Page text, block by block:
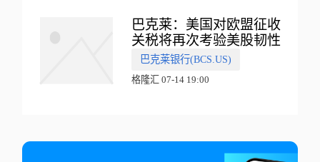
巴克莱：美国对欧盟征收
关税将再次考验美股韧性
巴克莱银行(BCS.US)
格隆汇 07-14 19:00